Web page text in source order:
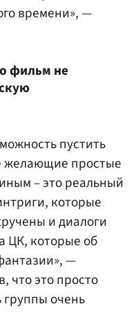
времени», —
фильм не
пустить
желающие простые
– это реальный
которые
и диалоги
ЦК, которые об
—
что это просто
группы очень